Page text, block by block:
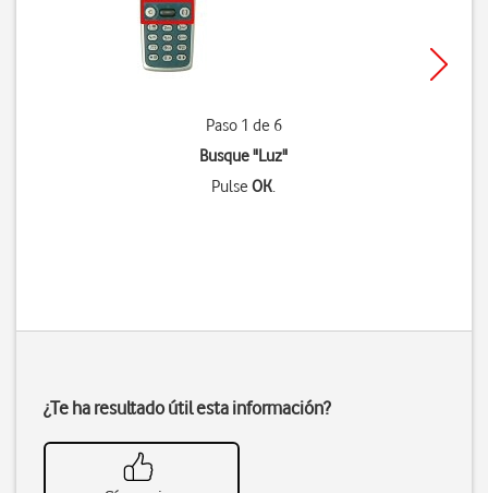
Paso 1 de 6
Busque "Luz"
PulseOK.
¿Te ha resultado útil esta información?